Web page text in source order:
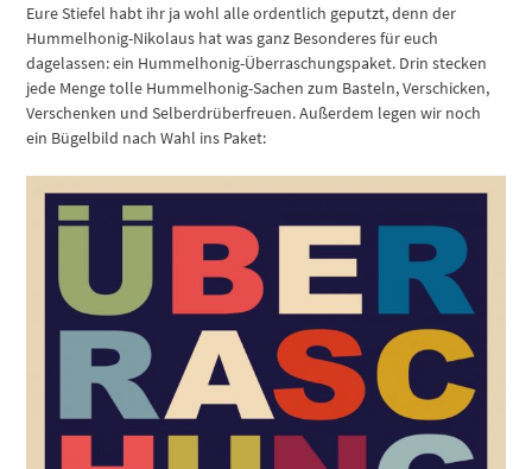
Eure Stiefel habt ihr ja wohl alle ordentlich geputzt, denn der
Hummelhonig-Nikolaus hat was ganz Besonderes für euch
dagelassen: ein Hummelhonig-Überraschungspaket. Drin stecken
jede Menge tolle Hummelhonig-Sachen zum Basteln, Verschicken,
Verschenken und Selberdrüberfreuen. Außerdem legen wir noch
ein Bügelbild nach Wahl ins Paket: